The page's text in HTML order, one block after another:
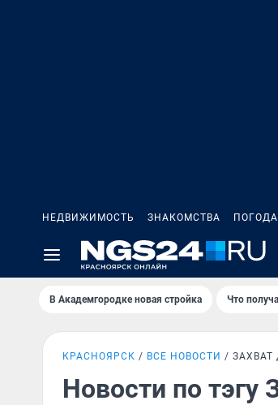
НЕДВИЖИМОСТЬ ЗНАКОМСТВА ПОГОДА
В Академгородке новая стройка Что
КРАСНОЯРСК ВСЕ НОВОСТИ ЗАХВАТ
Новости по тэгу